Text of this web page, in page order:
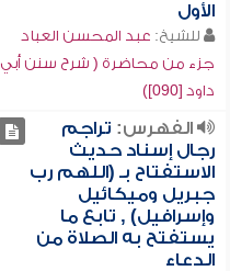
الأول
للشيخ: عبد المحسن العباد
جزء من محاضرة ( شرح سنن أبي
داود [090])
الفهرس: تراجم
رجال إسناد حديث
الاستفتاح بـ (اللهم رب
جبريل وميكائيل
وإسرافيل) , تابع ما
يستفتح به الصلاة من
الدعاء